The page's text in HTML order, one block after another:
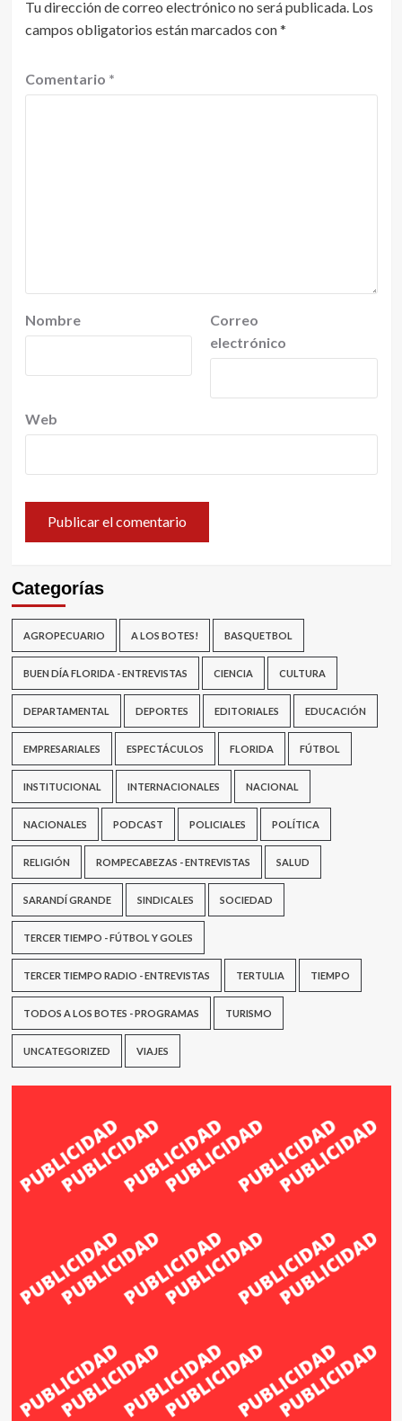
Tu dirección de correo electrónico no será publicada. Los
campos obligatorios están marcados con*
Comentario *
Nombre
Correo
electrónico
Web
Categorías
AGROPECUARIO A LOS BOTES! BASQUETBOL
BUEN DÍA FLORIDA - ENTREVISTAS CIENCIA CULTURA
DEPARTAMENTAL DEPORTES EDITORIALES EDUCACIÓN
EMPRESARIALES ESPECTÁCULOS FLORIDA FÚTBOL
INSTITUCIONAL INTERNACIONALES NACIONAL
NACIONALES PODCAST POLICIALES POLÍTICA
RELIGIÓN ROMPECABEZAS - ENTREVISTAS SALUD
SARANDÍ GRANDE SINDICALES SOCIEDAD
TERCER TIEMPO - FÚTBOL Y GOLES
TERCER TIEMPO RADIO - ENTREVISTAS TERTULIA TIEMPO
TODOS A LOS BOTES - PROGRAMAS TURISMO
UNCATEGORIZED VIAJES